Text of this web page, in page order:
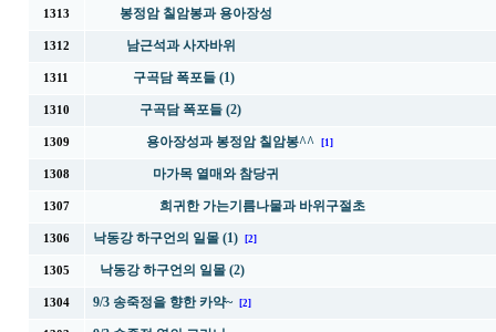
1313 봉정암 칠암봉과 용아장성
1312 남근석과 사자바위
1311 구곡담 폭포들 (1)
1310 구곡담 폭포들 (2)
1309 용아장성과 봉정암 칠암봉^^ [1]
1308 마가목 열매와 참당귀
1307 희귀한 가는기름나물과 바위구절초
1306 낙동강 하구언의 일몰 (1) [2]
1305 낙동강 하구언의 일몰 (2)
1304 9/3 송죽정을 향한 카약~ [2]